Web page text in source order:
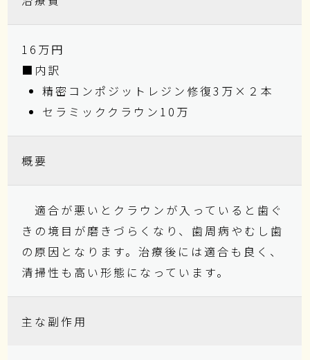
16万円
■内訳
精密コンポジットレジン修復3万×２本
セラミッククラウン10万
概要
適合が悪いとクラウンが入っていると歯ぐ
きの境目が磨きづらくなり、歯周病やむし歯
の原因となります。治療後には適合も良く、
清掃性も高い形態になっています。
主な副作用